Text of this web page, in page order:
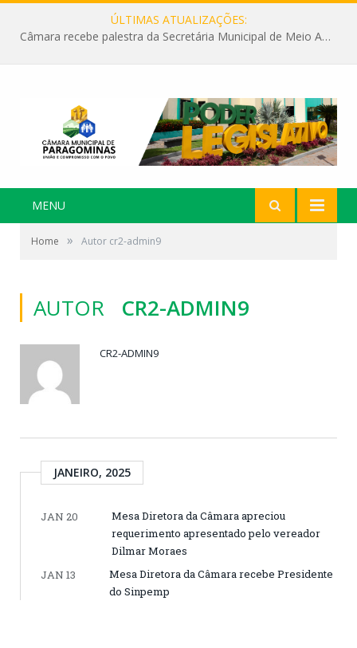
ÚLTIMAS ATUALIZAÇÕES:
Câmara recebe palestra da Secretária Municipal de Meio Ambiente sobre as ações da “SEMANA DO MEIO AMBIENTE”
MENU
Home » Autor cr2-admin9
AUTOR CR2-ADMIN9
CR2-ADMIN9
JANEIRO, 2025
JAN 20
Mesa Diretora da Câmara apreciou
requerimento apresentado pelo vereador
Dilmar Moraes
JAN 13
Mesa Diretora da Câmara recebe Presidente
do Sinpemp